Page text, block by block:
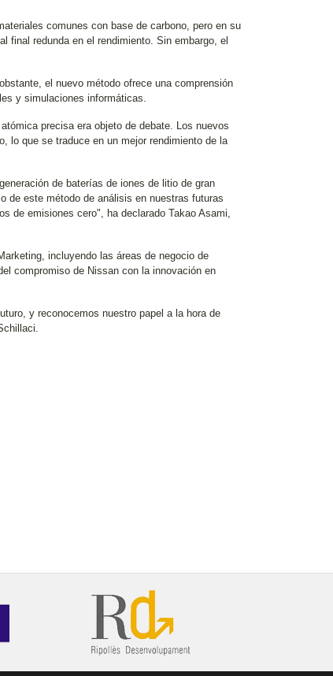
comunes con base de carbono, pero en su
final redunda en el rendimiento. Sin embargo, el
el nuevo método ofrece una comprensión
y simulaciones informáticas.
precisa era objeto de debate. Los nuevos
lo que se traduce en un mejor rendimiento de la
de baterías de iones de litio de gran
de este método de análisis en nuestras futuras
de emisiones cero", ha declarado Takao Asami,
incluyendo las áreas de negocio de
compromiso de Nissan con la innovación en
y reconocemos nuestro papel a la hora de